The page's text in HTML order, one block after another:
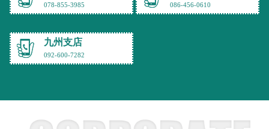
078-855-3985 086-456-0610
九州支店
092-600-7282